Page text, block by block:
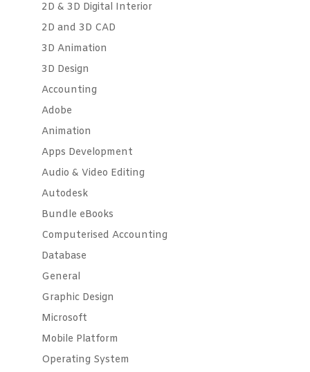
2D & 3D Digital Interior
2D and 3D CAD
3D Animation
3D Design
Accounting
Adobe
Animation
Apps Development
Audio & Video Editing
Autodesk
Bundle eBooks
Computerised Accounting
Database
General
Graphic Design
Microsoft
Mobile Platform
Operating System